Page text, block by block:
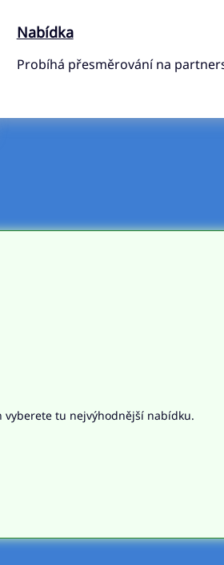
Nabídka
Probíhá přesměrování na
vyberete tu nejvýhodnější nabídku.